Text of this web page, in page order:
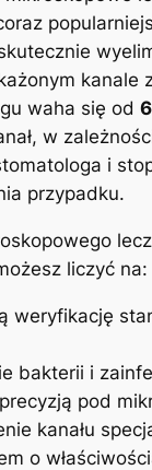
kanale
⁢waha się ​od⁢
⁤w
i
przypadku.
liczyć na:
weryfikację
bakterii i
pod
kanału
o